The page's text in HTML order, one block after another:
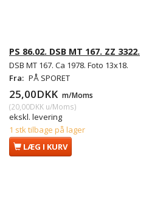
PS 86.02. DSB MT 167. ZZ 3322.
DSB MT 167. Ca 1978. Foto 13x18.
Fra: PÅ SPORET
25,00DKK m/Moms
(20,00DKK u/Moms)
ekskl. levering
1 stk tilbage på lager
LÆG I KURV